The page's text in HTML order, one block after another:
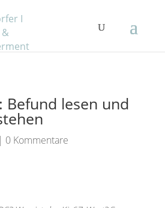
Befund lesen und
0 Kommentare